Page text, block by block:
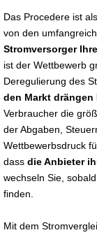
Das Procedere ist
von den
Stromversorger
ist der Wettbewerb
Deregulierung des
den Markt drängen
Verbraucher die
der Abgaben,
Wettbewerbsdruck
dass die Anbieter
wechseln Sie,
finden.
Mit dem